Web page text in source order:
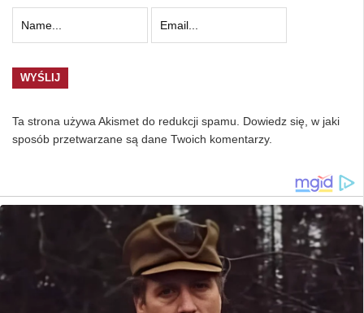
Ta strona używa Akismet do redukcji spamu. Dowiedz się, w jaki
sposób przetwarzane są dane Twoich komentarzy.